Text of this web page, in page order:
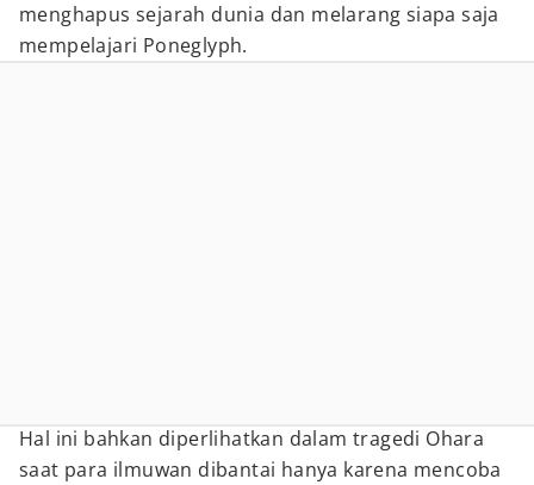
menghapus sejarah dunia dan melarang siapa saja
mempelajari Poneglyph.
Hal ini bahkan diperlihatkan dalam tragedi Ohara
saat para ilmuwan dibantai hanya karena mencoba